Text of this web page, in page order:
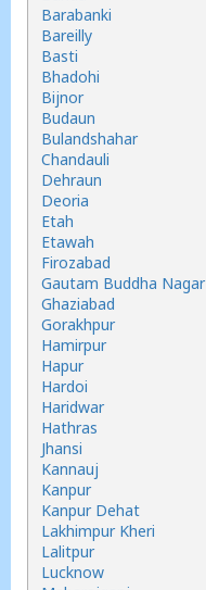
Barabanki
Bareilly
Basti
Bhadohi
Bijnor
Budaun
Bulandshahar
Chandauli
Dehraun
Deoria
Etah
Etawah
Firozabad
Gautam Buddha Nagar
Ghaziabad
Gorakhpur
Hamirpur
Hapur
Hardoi
Haridwar
Hathras
Jhansi
Kannauj
Kanpur
Kanpur Dehat
Lakhimpur Kheri
Lalitpur
Lucknow